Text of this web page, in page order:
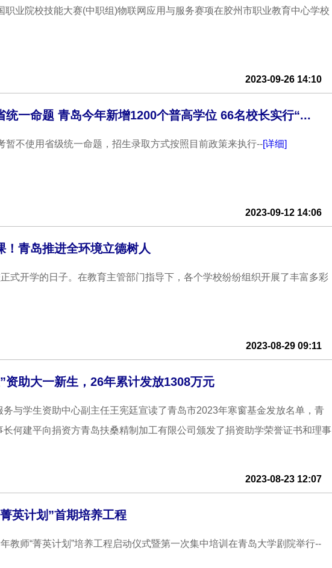
职业院校技能大赛(中职组)物联网应用与服务赛项在胶州市职业教育中心学校
2023-09-26 14:10
统一命题 青岛今年新增1200个普高学位 66名校长实行“...
暂不使用省级统一命题，招生录取方式按照目前政策来执行--[详细]
2023-09-12 14:06
！青岛推进全环境立德树人
式开学的日子。在教育主管部门指导下，各个学校纷纷组织开展了丰富多彩
2023-08-29 09:11
资助大一新生，26年累计发放1308万元
与学生资助中心副主任王宪廷宣读了青岛市2023年寒窗基金发放名单，青
何建平向捐资方青岛扶桑精制加工有限公司颁发了捐资助学荣誉证书和理事
2023-08-23 12:07
英计划”首期培养工程
教师“菁英计划”培养工程启动仪式暨第一次集中培训在青岛大学剧院举行--